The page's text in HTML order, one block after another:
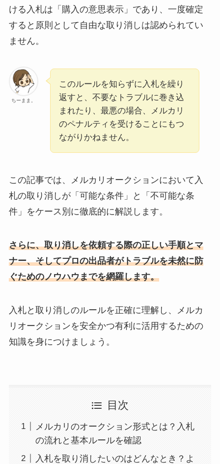
ける入札は「購入の意思表示」であり、一度確定
すると原則として自由な取り消しは認められてい
ません。
ちーまま。
このルールを知らずに入札を繰り
返すと、不要なトラブルに巻き込
まれたり、最悪の場合、メルカリ
のペナルティを受けることにもつ
ながりかねません。
この記事では、メルカリオークションにおいて入
札の取り消しが「可能な条件」と「不可能な条
件」をケース別に徹底的に解説します。
さらに、取り消しを依頼する際の正しい手順とマ
ナー、そしてプロの出品者がトラブルを未然に防
ぐためのノウハウまでを網羅します。
入札と取り消しのルールを正確に理解し、メルカ
リオークションを安全かつ有利に活用するための
知識を身につけましょう。
目次
メルカリのオークション形式とは？入札
の流れと基本ルールを確認
入札を取り消したいのはどんなとき？よ